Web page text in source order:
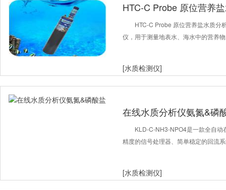
HTC-C Probe 原位营养
HTC-C Probe 原位营养盐水质分
仪，用于测量地表水、海水中的营养
[水质检测仪]
在线水质分析仪氨氮&磷
KLD-C-NH3-NPO4是一款全自
精度的信号处理器、简单稳定的回流
[水质检测仪]